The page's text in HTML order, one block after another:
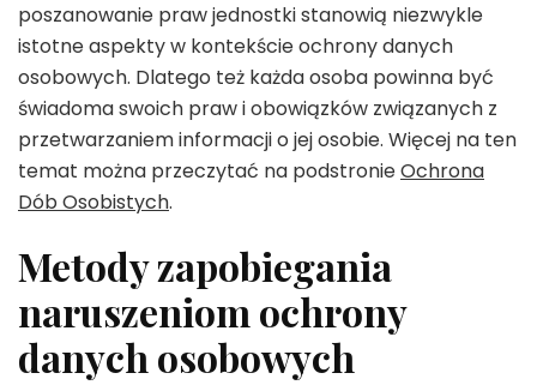
poszanowanie praw jednostki stanowią niezwykle
istotne aspekty w kontekście ochrony danych
osobowych. Dlatego też każda osoba powinna być
świadoma swoich praw i obowiązków związanych z
przetwarzaniem informacji o jej osobie. Więcej na ten
temat można przeczytać na podstronieOchrona
Dób Osobistych.
Metody zapobiegania
naruszeniom ochrony
danych osobowych